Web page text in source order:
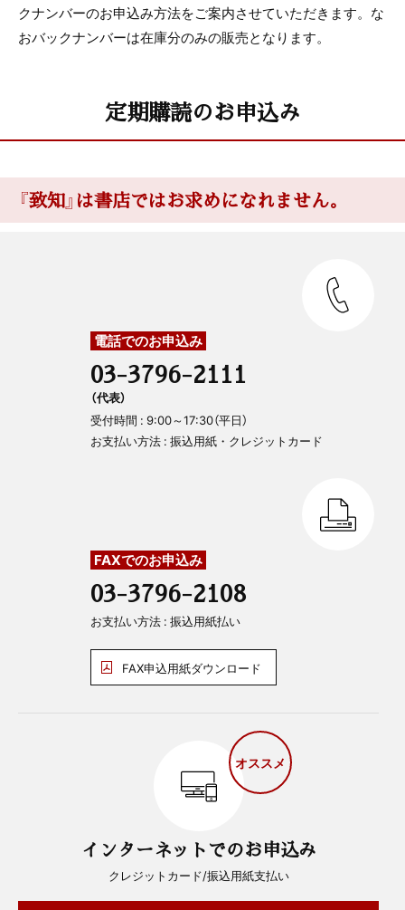
クナンバーのお申込み方法をご案内させていただきます。な
おバックナンバーは在庫分のみの販売となります。
定期購読のお申込み
『致知』は書店ではお求めになれません。
電話でのお申込み
03-3796-2111
（代表）
受付時間 : 9:00～17:30（平日）
お支払い方法 : 振込用紙・クレジットカード
FAXでのお申込み
03-3796-2108
お支払い方法 : 振込用紙払い
FAX申込用紙ダウンロード
オススメ
インターネットでのお申込み
クレジットカード/振込用紙支払い